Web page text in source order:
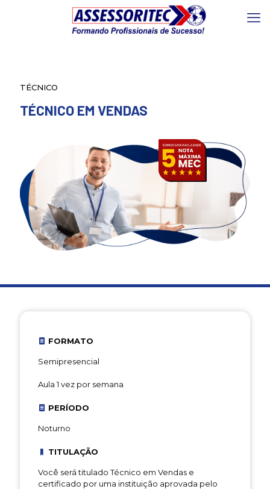
TÉCNICO
TÉCNICO EM VENDAS
FORMATO
Semipresencial
Aula 1 vez por semana
PERÍODO
Noturno
TITULAÇÃO
Você será titulado Técnico em Vendas e
certificado por uma instituição aprovada pelo